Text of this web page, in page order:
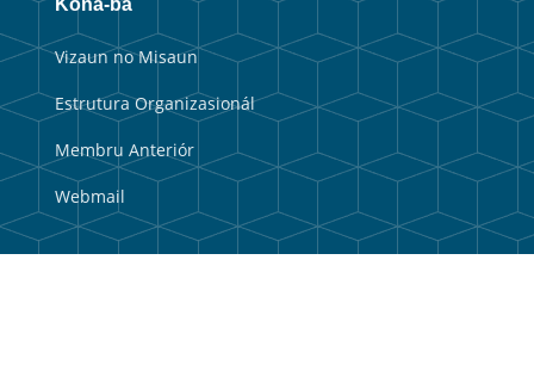
Vizaun no Misaun
Estrutura Organizasionál
Membru Anteriór
Webmail